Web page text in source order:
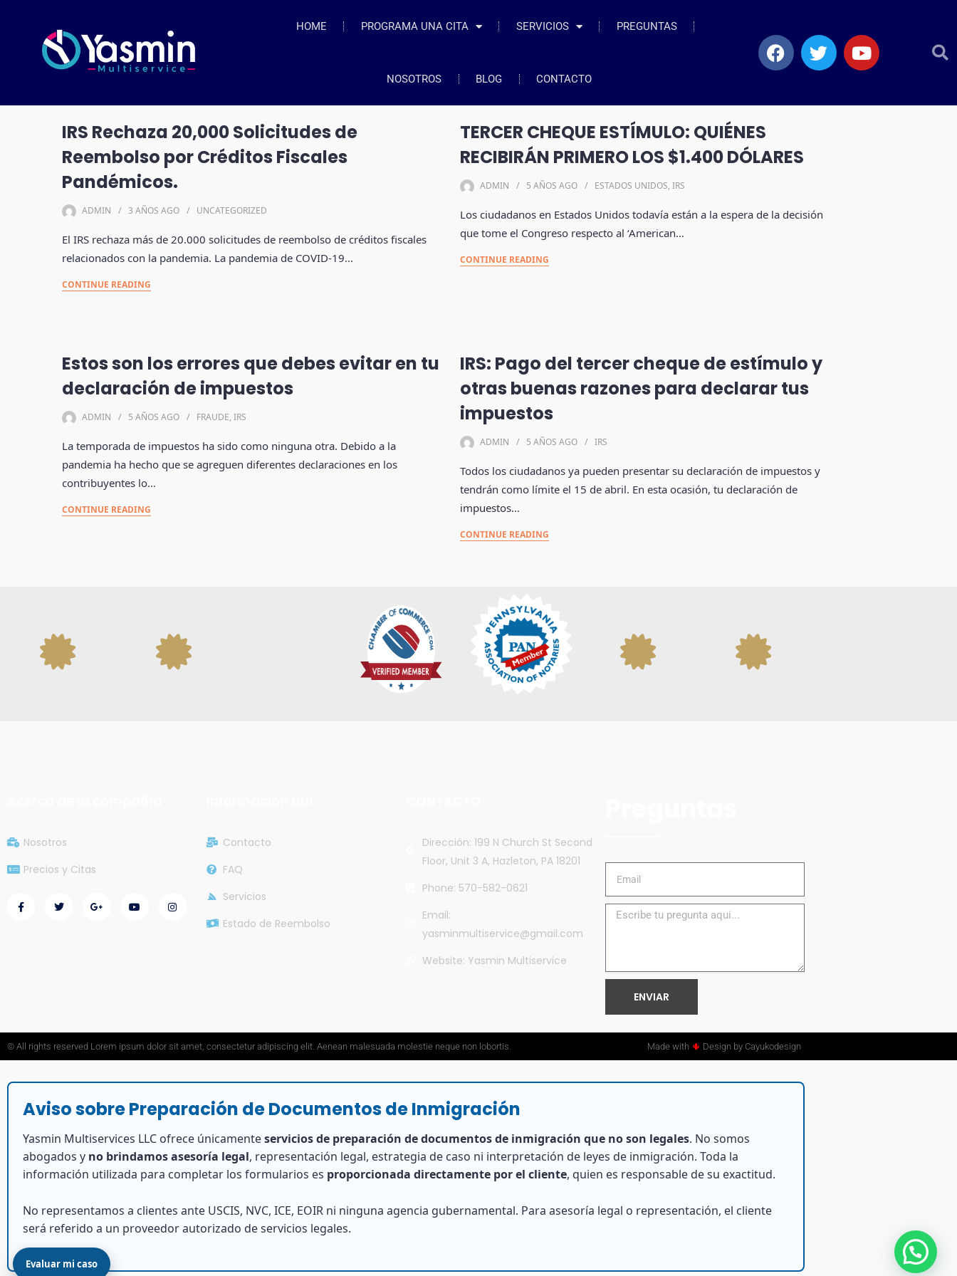
HOME PROGRAMA UNA CITA SERVICIOS PREGUNTAS
NOSOTROS BLOG CONTACTO
IRS Rechaza 20,000 Solicitudes de
Reembolso por Créditos Fiscales
Pandémicos.
ADMIN 3 AÑOS AGO UNCATEGORIZED
El IRS rechaza más de 20.000 solicitudes de reembolso de créditos fiscales
relacionados con la pandemia. La pandemia de COVID-19…
CONTINUE READING
TERCER CHEQUE ESTÍMULO: QUIÉNES
RECIBIRÁN PRIMERO LOS $1.400 DÓLARES
ADMIN 5 AÑOS AGO ESTADOS UNIDOS, IRS
Los ciudadanos en Estados Unidos todavía están a la espera de la decisión
que tome el Congreso respecto al ‘American…
CONTINUE READING
Estos son los errores que debes evitar en tu
declaración de impuestos
ADMIN 5 AÑOS AGO FRAUDE, IRS
La temporada de impuestos ha sido como ninguna otra. Debido a la
pandemia ha hecho que se agreguen diferentes declaraciones en los
contribuyentes lo…
CONTINUE READING
IRS: Pago del tercer cheque de estímulo y
otras buenas razones para declarar tus
impuestos
ADMIN 5 AÑOS AGO IRS
Todos los ciudadanos ya pueden presentar su declaración de impuestos y
tendrán como límite el 15 de abril. En esta ocasión, tu declaración de
impuestos…
CONTINUE READING
Nosotros
Precios y Citas
Contacto
FAQ
Servicios
Estado de Reembolso
Dirección: 199 N Church St Second
Floor, Unit 3 A, Hazleton, PA 18201
Phone: 570-582-0621
Email:
yasminmultiservice@gmail.com
Website: Yasmin Multiservice
ENVIAR
© All rights reserved Lorem ipsum dolor sit amet, consectetur adipiscing elit. Aenean malesuada molestie neque non lobortis. Made with 🌵 Design by Cayukodesign
Aviso sobre Preparación de Documentos de Inmigración
Yasmin Multiservices LLC ofrece únicamenteservicios de preparación de documentos de inmigración que no son legales. No somos
abogados y no brindamos asesoría legal, representación legal, estrategia de caso ni interpretación de leyes de inmigración. Toda la
información utilizada para completar los formularios es proporcionada directamente por el cliente, quien es responsable de su exactitud.
No representamos a clientes ante USCIS, NVC, ICE, EOIR ni ninguna agencia gubernamental. Para asesoría legal o representación, el cliente
será referido a un proveedor autorizado de servicios legales.
Evaluar mi caso